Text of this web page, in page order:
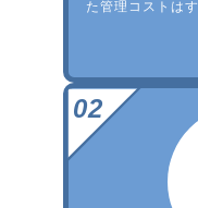
た管理コストは